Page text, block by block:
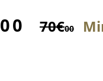
00 70€00